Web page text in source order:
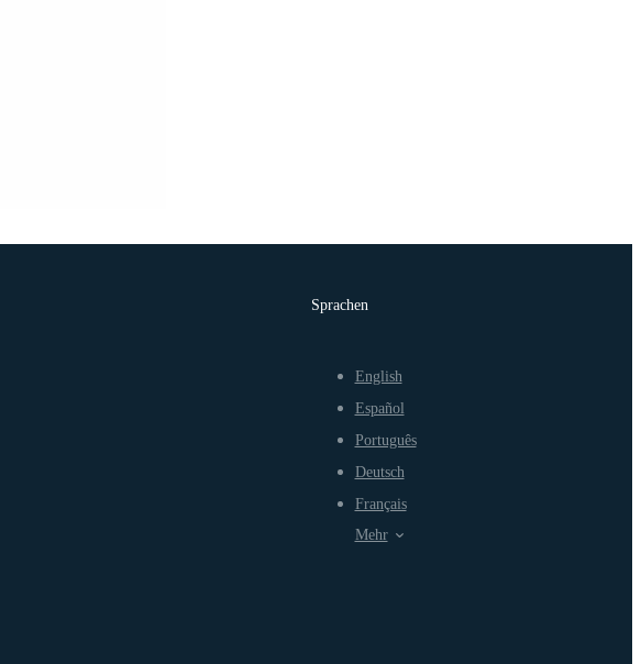
Sprachen
English
Español
Português
Deutsch
Français
Mehr